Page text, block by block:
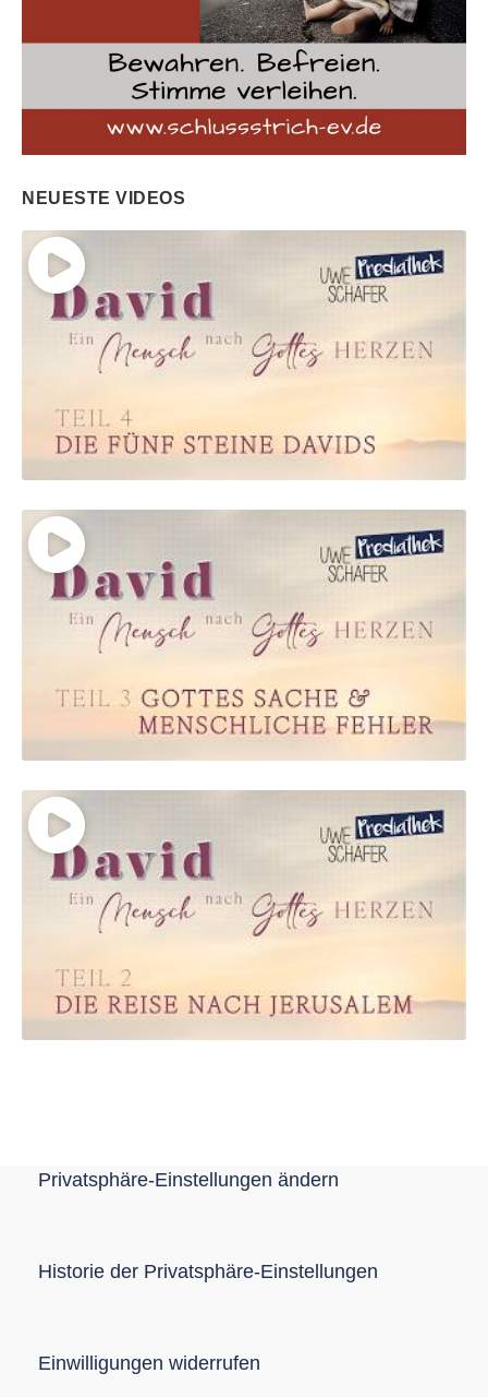
NEUESTE VIDEOS
Privatsphäre-Einstellungen ändern
Historie der Privatsphäre-Einstellungen
Einwilligungen widerrufen